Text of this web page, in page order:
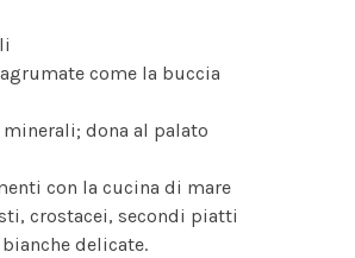
come la buccia
minerali; dona al palato
con la cucina di mare
crostacei, secondi piatti
delicate.